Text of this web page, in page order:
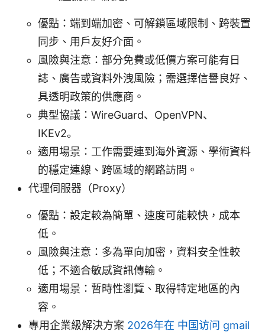
優點：端到端加密、可解鎖區域限制、跨裝置
同步、用戶友好介面。
風險與注意：部分免費或低價方案可能有日
誌、廣告或資料外洩風險；需選擇信譽良好、
具透明政策的供應商。
典型協議：WireGuard、OpenVPN、
IKEv2。
適用場景：工作需要連到海外資源、學術資料
的穩定連線、跨區域的網路訪問。
代理伺服器（Proxy）
優點：設定較為簡單、速度可能較快，成本
低。
風險與注意：多為單向加密，資料安全性較
低；不適合敏感資訊傳輸。
適用場景：暫時性瀏覽、取得特定地區的內
容。
專用企業級解決方案 2026年在 中国访问 gmail